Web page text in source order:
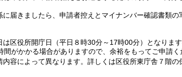
届きましたら、申請者控えとマイナンバー確認書類
区役所開庁日（平日８時30分～17時00分）となります
がかかる場合がありますので、余裕をもってご申請く
容によって異なります。詳しくは区役所東庁舎７階の